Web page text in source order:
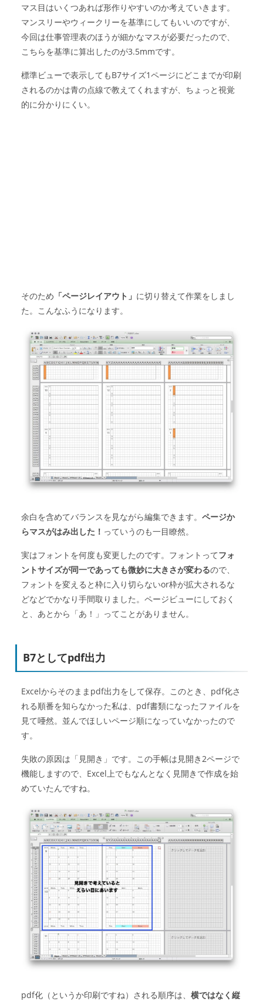
マス目はいくつあれば形作りやすいのか考えていきます。
マンスリーやウィークリーを基準にしてもいいのですが、
今回は仕事管理表のほうが細かなマスが必要だったので、
こちらを基準に算出したのが3.5mmです。
標準ビューで表示してもB7サイズ1ページにどこまでが印刷
されるのかは青の点線で教えてくれますが、ちょっと視覚
的に分かりにくい。
そのため 「ページレイアウト」 に切り替えて作業をしまし
た。こんなふうになります。
余白を含めてバランスを見ながら編集できます。ページか
らマスがはみ出した！ っていうのも一目瞭然。
実はフォントを何度も変更したのです。フォントってフォ
ントサイズが同一であっても微妙に大きさが変わるので、
フォントを変えると枠に入り切らないor枠が拡大されるな
どなどでかなり手間取りました。ページビューにしておく
と、あとから「あ！」ってことがありません。
B7としてpdf出力
Excelからそのままpdf出力をして保存。このとき、pdf化さ
れる順番を知らなかった私は、pdf書類になったファイルを
見て唖然。並んでほしいページ順になっていなかったので
す。
失敗の原因は「見開き」です。この手帳は見開き2ページで
機能しますので、Excel上でもなんとなく見開きで作成を始
めていたんですね。
pdf化（というか印刷ですね）される順序は、横ではなく縦